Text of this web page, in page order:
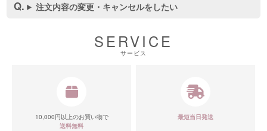
注文内容の変更・キャンセルをしたい
SERVICE
サービス
10,000円以上のお買い物で
送料無料
最短当日発送